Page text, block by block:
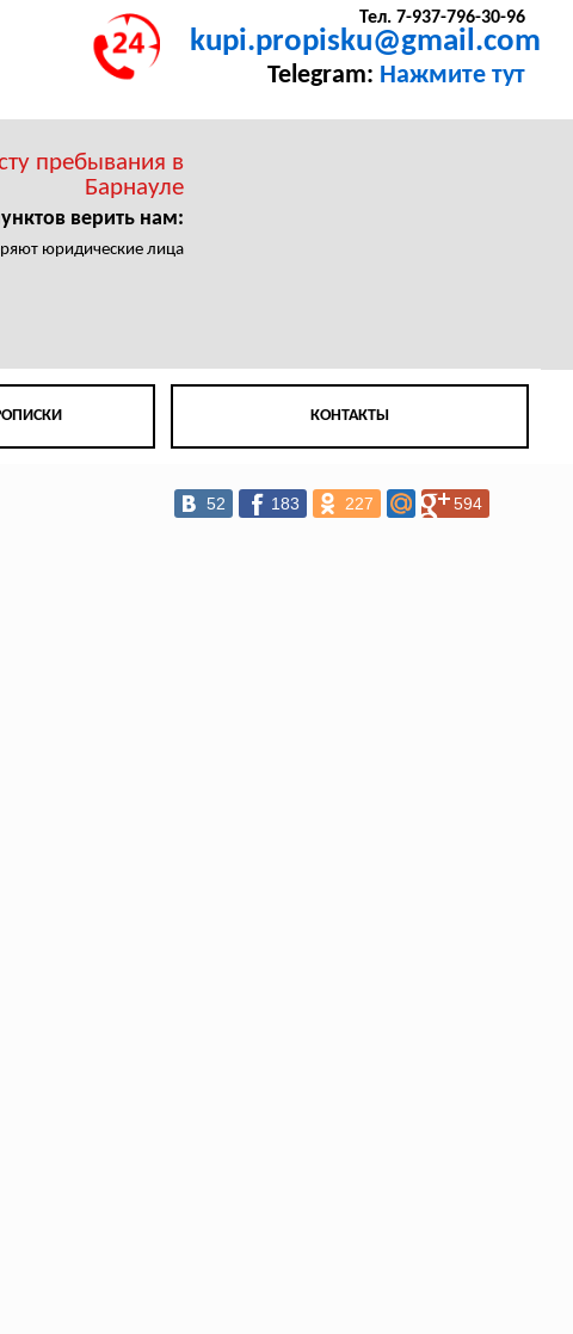
Тел. 7-937-796-30-96
kupi.propisku@gmail.com
Telegram: Нажмите тут
пребывания в
Барнауле
верить нам:
юридические лица
КОНТАКТЫ
52 183 227 594